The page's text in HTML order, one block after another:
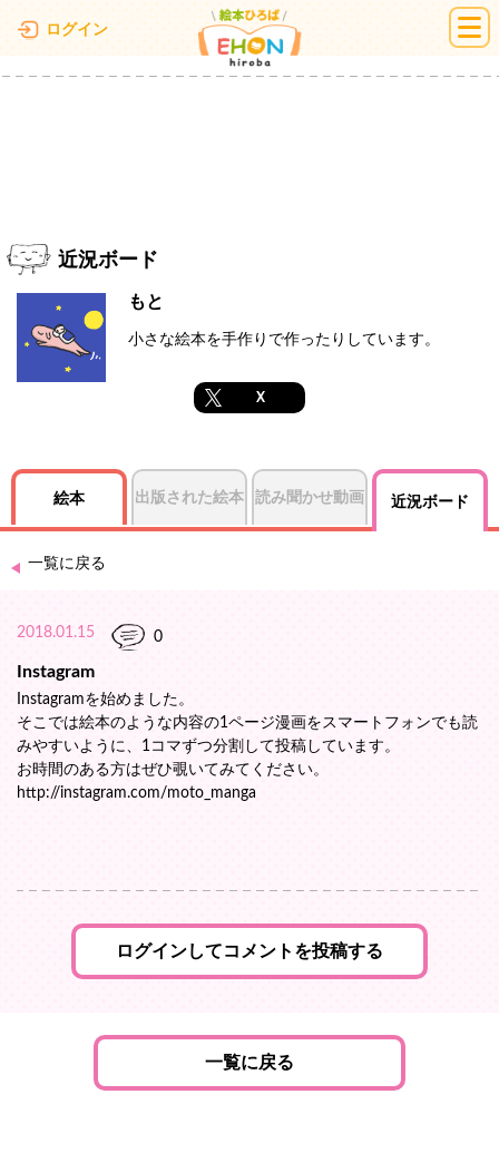
ログイン 絵本ひろば
近況ボード
もと
小さな絵本を手作りで作ったりしています。
X
絵本 出版された絵本 読み聞かせ動画 近況ボード
一覧に戻る
2018.01.15 0
Instagram
Instagramを始めました。
そこでは絵本のような内容の1ページ漫画をスマートフォンでも読
みやすいように、1コマずつ分割して投稿しています。
お時間のある方はぜひ覗いてみてください。
http://instagram.com/moto_manga
ログインしてコメントを投稿する
一覧に戻る